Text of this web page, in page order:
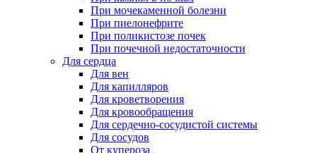
При мочекаменной болезни
При пиелонефрите
При поликистозе почек
При почечной недостаточности
Для сердца
Для вен
Для капилляров
Для кроветворения
Для кровообращения
Для сердечно-сосудистой системы
Для сосудов
От купероза